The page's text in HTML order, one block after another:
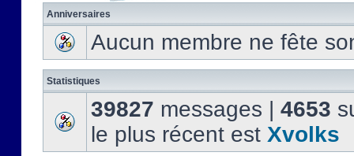
Anniversaires
Aucun membre ne fête
Statistiques
39827 messages | 4653
le plus récent est Xvolks